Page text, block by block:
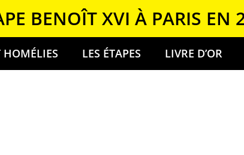
BENOÎT XVI À PARIS EN
HOMÉLIES LES ÉTAPES LIVRE D’OR